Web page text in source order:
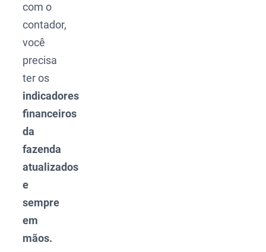
com o
contador,
você
precisa
ter os
indicadores
financeiros
da
fazenda
atualizados
e
sempre
em
mãos.